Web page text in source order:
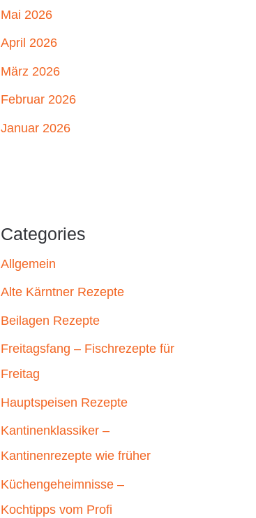
Mai 2026
April 2026
März 2026
Februar 2026
Januar 2026
Categories
Allgemein
Alte Kärntner Rezepte
Beilagen Rezepte
Freitagsfang – Fischrezepte für
Freitag
Hauptspeisen Rezepte
Kantinenklassiker –
Kantinenrezepte wie früher
Küchengeheimnisse –
Kochtipps vom Profi